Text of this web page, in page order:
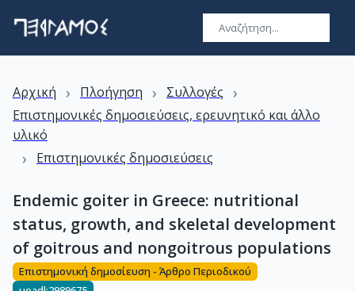
Αρχική › Πλοήγηση › Συλλογές ›
Επιστημονικές δημοσιεύσεις, ερευνητικό και άλλο
υλικό
› Επιστημονικές δημοσιεύσεις
Endemic goiter in Greece: nutritional
status, growth, and skeletal development
of goitrous and nongoitrous populations
Επιστημονική δημοσίευση - Άρθρο Περιοδικού